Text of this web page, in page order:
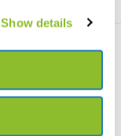
Show details